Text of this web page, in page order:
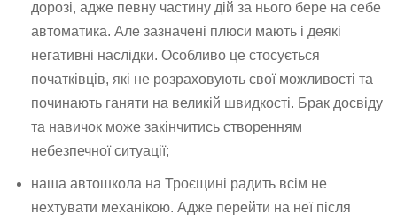
дорозі, адже певну частину дій за нього бере на себе
автоматика. Але зазначені плюси мають і деякі
негативні наслідки. Особливо це стосується
початківців, які не розраховують свої можливості та
починають ганяти на великій швидкості. Брак досвіду
та навичок може закінчитись створенням
небезпечної ситуації;
наша автошкола на Троєщині радить всім не
нехтувати механікою. Адже перейти на неї після